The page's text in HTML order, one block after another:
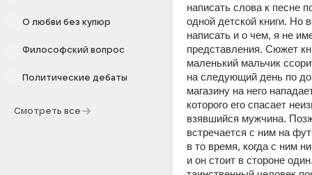
О любви без купюр
Философский вопрос
Политические дебаты
Смотреть все
написать слова к песне
одной детской книги. Но
написать и о чем, я не
представления. Сюжет
маленький мальчик
на следующий день по
магазину на него
которого его спасает
взявшийся мужчина.
встречается с ним на
в то время, когда с ним
и он стоит в стороне